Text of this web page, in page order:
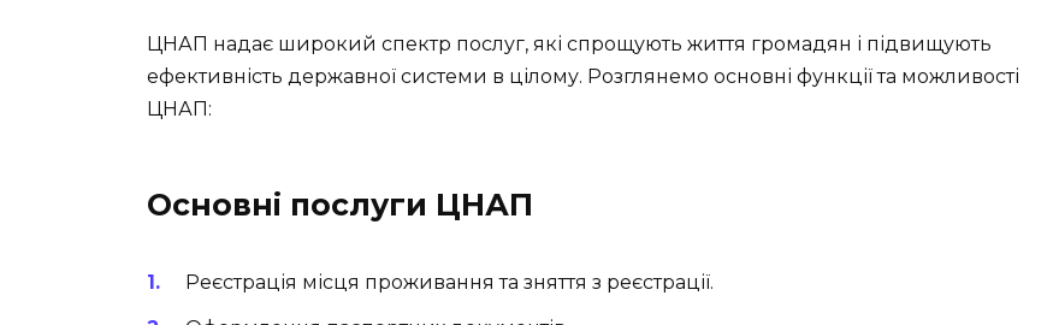
ЦНАП надає широкий спектр послуг, які спрощують життя громадян і підвищують
ефективність державної системи в цілому. Розглянемо основні функції та можливості
ЦНАП:
Основні послуги ЦНАП
Реєстрація місця проживання та зняття з реєстрації.